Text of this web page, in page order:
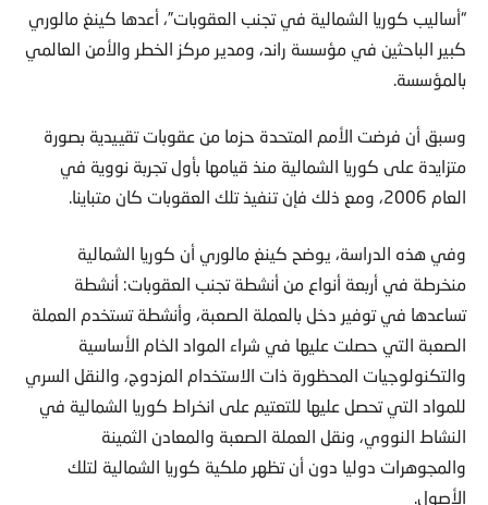
“أساليب كوريا الشمالية في تجنب العقوبات”، أعدها كينغ مالوري
كبير الباحثين في مؤسسة راند، ومدير مركز الخطر والأمن العالمي
بالمؤسسة.
وسبق أن فرضت الأمم المتحدة حزما من عقوبات تقييدية بصورة
متزايدة على كوريا الشمالية منذ قيامها بأول تجربة نووية في
العام 2006، ومع ذلك فإن تنفيذ تلك العقوبات كان متباينا.
وفي هذه الدراسة، يوضح كينغ مالوري أن كوريا الشمالية
منخرطة في أربعة أنواع من أنشطة تجنب العقوبات: أنشطة
تساعدها في توفير دخل بالعملة الصعبة، وأنشطة تستخدم العملة
الصعبة التي حصلت عليها في شراء المواد الخام الأساسية
والتكنولوجيات المحظورة ذات الاستخدام المزدوج، والنقل السري
للمواد التي تحصل عليها للتعتيم على انخراط كوريا الشمالية في
النشاط النووي، ونقل العملة الصعبة والمعادن الثمينة
والمجوهرات دوليا دون أن تظهر ملكية كوريا الشمالية لتلك
الأصول.